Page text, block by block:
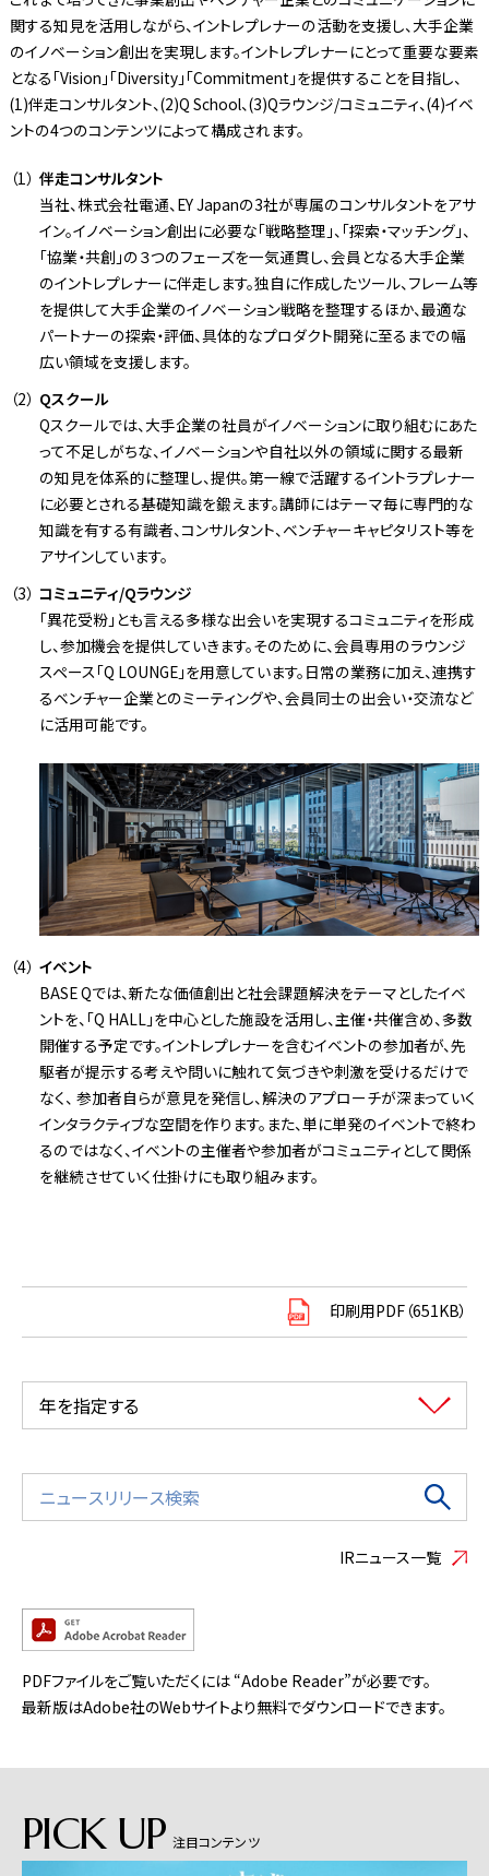
関する知見を活用しながら、イントレプレナーの活動を支援し、大手企業
のイノベーション創出を実現します。イントレプレナーにとって重要な要素
となる「Vision」「Diversity」「Commitment」を提供することを目指し、
(1)伴走コンサルタント、(2)Q School、(3)Qラウンジ/コミュニティ、(4)イベ
ントの4つのコンテンツによって構成されます。
伴走コンサルタント
当社、株式会社電通、EY Japanの3社が専属のコンサルタントをアサ
イン。イノベーション創出に必要な「戦略整理」、「探索・マッチング」、
「協業・共創」の３つのフェーズを一気通貫し、会員となる大手企業
のイントレプレナーに伴走します。独自に作成したツール、フレーム等
を提供して大手企業のイノベーション戦略を整理するほか、最適な
パートナーの探索・評価、具体的なプロダクト開発に至るまでの幅
広い領域を支援します。
Qスクール
Qスクールでは、大手企業の社員がイノベーションに取り組むにあた
って不足しがちな、イノベーションや自社以外の領域に関する最新
の知見を体系的に整理し、提供。第一線で活躍するイントラプレナー
に必要とされる基礎知識を鍛えます。講師にはテーマ毎に専門的な
知識を有する有識者、コンサルタント、ベンチャーキャピタリスト等を
アサインしています。
コミュニティ/Qラウンジ
「異花受粉」とも言える多様な出会いを実現するコミュニティを形成
し、参加機会を提供していきます。そのために、会員専用のラウンジ
スペース「Q LOUNGE」を用意しています。日常の業務に加え、連携す
るベンチャー企業とのミーティングや、会員同士の出会い・交流など
に活用可能です。
イベント
BASE Qでは、新たな価値創出と社会課題解決をテーマとしたイベ
ントを、「Q HALL」を中心とした施設を活用し、主催・共催含め、多数
開催する予定です。イントレプレナーを含むイベントの参加者が、先
駆者が提示する考えや問いに触れて気づきや刺激を受けるだけで
なく、 参加者自らが意見を発信し、解決のアプローチが深まっていく
インタラクティブな空間を作ります。また、単に単発のイベントで終わ
るのではなく、イベントの主催者や参加者がコミュニティとして関係
を継続させていく仕掛けにも取り組みます。
印刷用PDF（651KB）
年を指定する
IRニュース一覧
PDFファイルをご覧いただくには “Adobe Reader”が必要です。
最新版はAdobe社のWebサイトより無料でダウンロードできます。
PICK UP 注目コンテンツ